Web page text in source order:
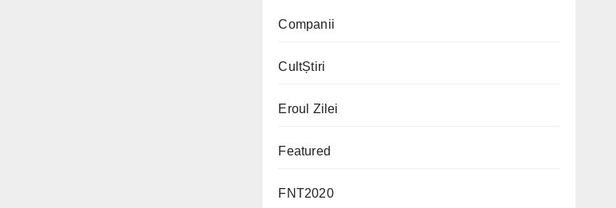
Companii
CultȘtiri
Eroul Zilei
Featured
FNT2020